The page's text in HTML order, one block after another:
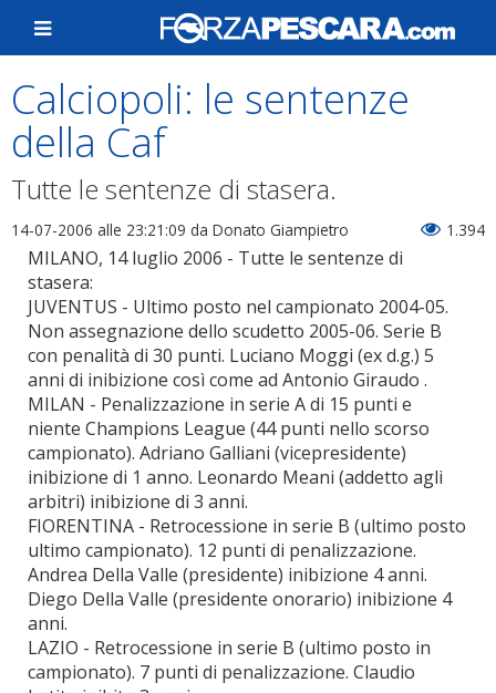
Calciopoli: le sentenze
della Caf
Tutte le sentenze di stasera.
14-07-2006 alle 23:21:09 da Donato Giampietro 1.394
MILANO, 14 luglio 2006 - Tutte le sentenze di
stasera:
JUVENTUS - Ultimo posto nel campionato 2004-05.
Non assegnazione dello scudetto 2005-06. Serie B
con penalità di 30 punti. Luciano Moggi (ex d.g.) 5
anni di inibizione così come ad Antonio Giraudo .
MILAN - Penalizzazione in serie A di 15 punti e
niente Champions League (44 punti nello scorso
campionato). Adriano Galliani (vicepresidente)
inibizione di 1 anno. Leonardo Meani (addetto agli
arbitri) inibizione di 3 anni.
FIORENTINA - Retrocessione in serie B (ultimo posto
ultimo campionato). 12 punti di penalizzazione.
Andrea Della Valle (presidente) inibizione 4 anni.
Diego Della Valle (presidente onorario) inibizione 4
anni.
LAZIO - Retrocessione in serie B (ultimo posto in
campionato). 7 punti di penalizzazione. Claudio